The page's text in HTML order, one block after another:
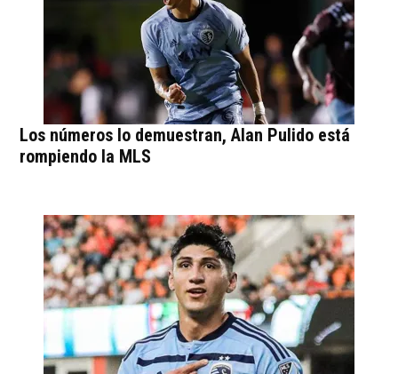
Los números lo demuestran, Alan Pulido está
rompiendo la MLS